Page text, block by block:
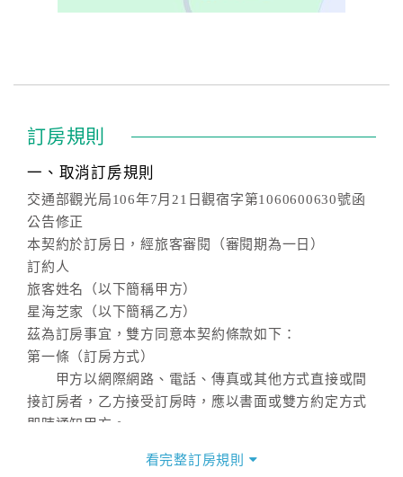
訂房規則
一、取消訂房規則
交通部觀光局106年7月21日觀宿字第1060600630號函
公告修正
本契約於訂房日，經旅客審閱（審閱期為一日）
訂約人
旅客姓名（以下簡稱甲方）
星海芝家（以下簡稱乙方）
茲為訂房事宜，雙方同意本契約條款如下：
第一條（訂房方式）
甲方以網際網路、電話、傳真或其他方式直接或間
接訂房者，乙方接受訂房時，應以書面或雙方約定方式
即時通知甲方。
甲方訂房應告知乙方預定住宿之期間、所需客房房
看完整訂房規則